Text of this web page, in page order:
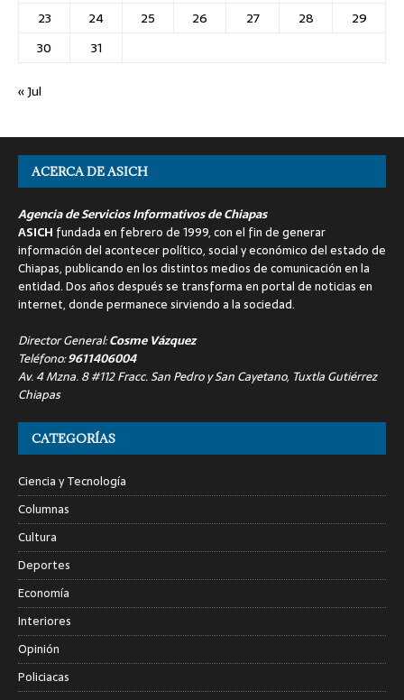
23
24 25 26 27 28
29
30
31
« Jul
ACERCA DE ASICH
Agencia de Servicios Informativos de Chiapas
ASICH fundada en febrero de 1999, con el fin de generar
información del acontecer político, social y económico del estado de
Chiapas, publicando en los distintos medios de comunicación en la
entidad. Dos años después se transforma en portal de noticias en
internet, donde permanece sirviendo a la sociedad.
Director General:Cosme Vázquez
Teléfono:9611406004
Av. 4 Mzna. 8 #112 Fracc. San Pedro y San Cayetano, Tuxtla Gutiérrez
Chiapas
CATEGORÍAS
Ciencia y Tecnología
Columnas
Cultura
Deportes
Economía
Interiores
Opinión
Policiacas